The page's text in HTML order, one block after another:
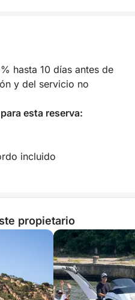
hasta 10 días antes de
y del servicio no
esta reserva:
incluido
propietario